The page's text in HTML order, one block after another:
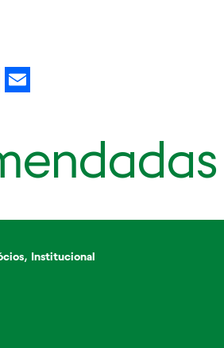
X
, Institucional